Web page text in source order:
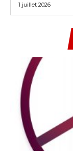
1 juillet 2026